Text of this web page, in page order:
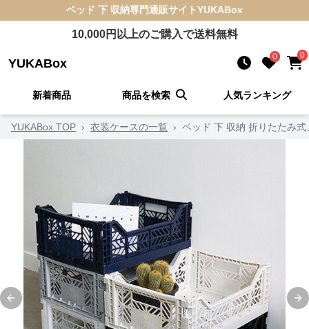
ベッド 下 収納専門通販サイトYUKABox
10,000円以上のご購入で送料無料
YUKABox 0 0
新着商品 商品を検索 人気ランキング
YUKABox TOP › 衣装ケースの一覧 › ベッド 下 収納 折りたたみ
Previous slide